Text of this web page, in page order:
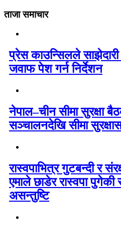
ताजा समाचार
प्रेस काउन्सिलले
जवाफ पेश गर्न निर्देशन
नेपाल–चीन सीमा सुरक्षा
सञ्चालनदेखि सीमा
रास्वपाभित्र गुटबन्दी र
एमाले छाडेर रास्वपा पुगेकी
असन्तुष्टि